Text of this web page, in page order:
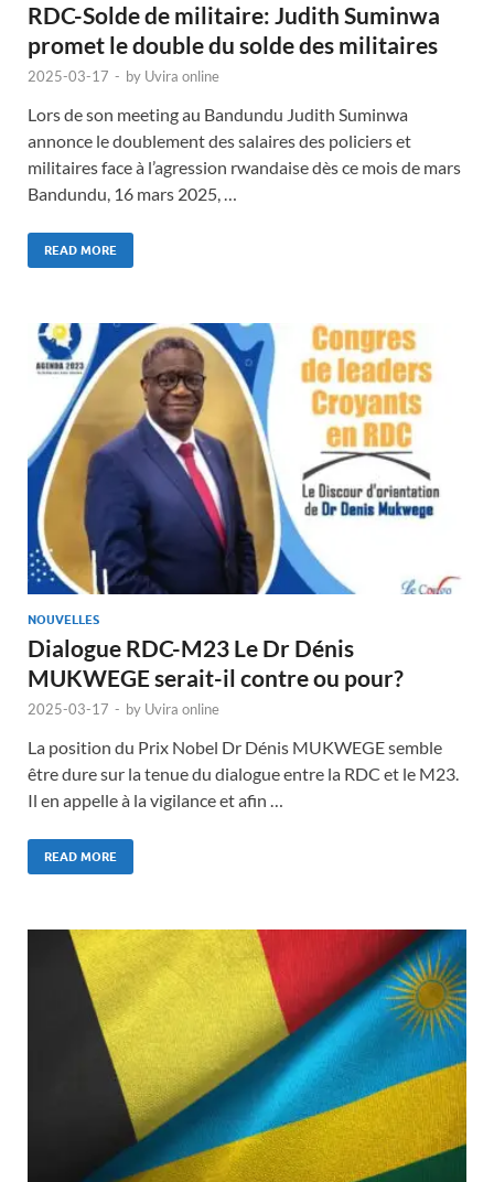
RDC-Solde de militaire: Judith Suminwa
promet le double du solde des militaires
2025-03-17 - by Uvira online
Lors de son meeting au Bandundu Judith Suminwa
annonce le doublement des salaires des policiers et
militaires face à l’agression rwandaise dès ce mois de mars
Bandundu, 16 mars 2025, …
READ MORE
NOUVELLES
Dialogue RDC-M23 Le Dr Dénis
MUKWEGE serait-il contre ou pour?
2025-03-17 - by Uvira online
La position du Prix Nobel Dr Dénis MUKWEGE semble
être dure sur la tenue du dialogue entre la RDC et le M23.
Il en appelle à la vigilance et afin …
READ MORE